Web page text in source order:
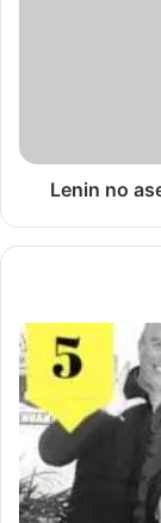
Lenin no